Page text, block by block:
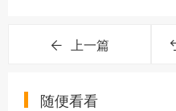
上一篇
随便看看